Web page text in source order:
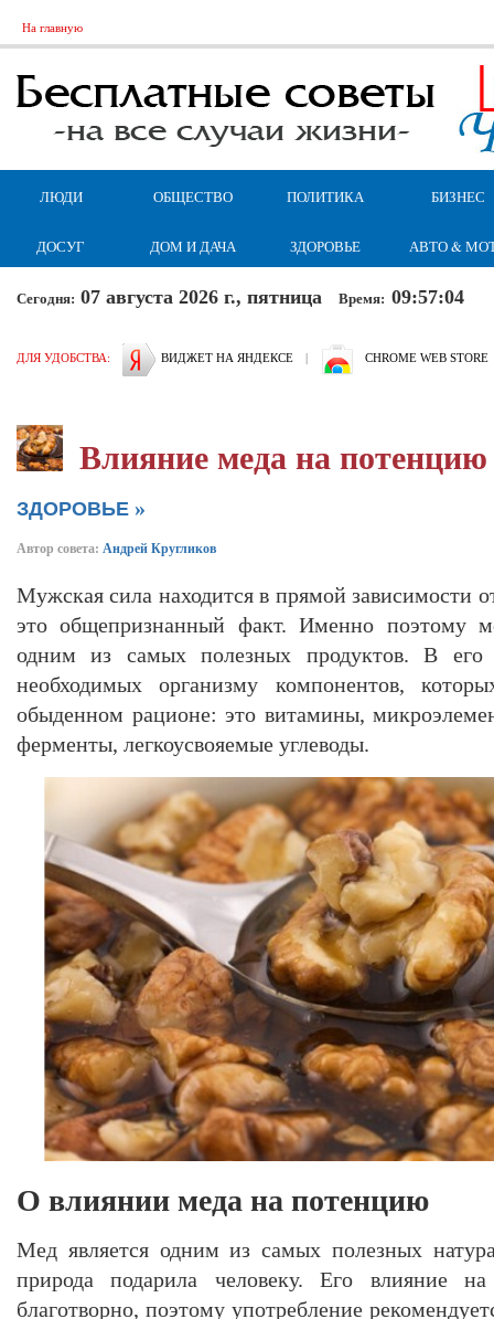
На главную
ЛЮДИ ОБЩЕСТВО ПОЛИТИКА БИЗНЕС
ДОСУГ ДОМ И ДАЧА ЗДОРОВЬЕ АВТО &
Сегодня: 07 августа 2026 г., пятница Время: 09:57:04
ДЛЯ УДОБСТВА: ВИДЖЕТ НА ЯНДЕКСЕ | CHROME WEB STORE
Влияние меда на потенцию
ЗДОРОВЬЕ »
Автор совета: Андрей Кругликов
Мужская сила находится в прямой зависимости
это общепризнанный факт. Именно поэтому
одним из самых полезных продуктов. В его
необходимых организму компонентов,
обыденном рационе: это витамины,
ферменты, легкоусвояемые углеводы.
О влиянии меда на потенцию
Мед является одним из самых полезных
природа подарила человеку. Его влияние
благотворно, поэтому употребление